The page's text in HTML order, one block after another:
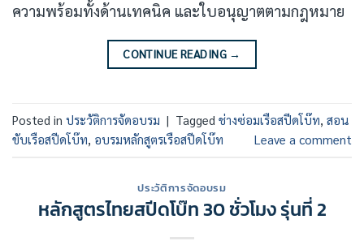
ความพร้อมทั้งด้านเทคนิค และใบอนุญาตตามกฎหมาย
CONTINUE READING →
Posted in ประวัติการจัดอบรม | Tagged ช่างซ่อมเรือสปีดโบ๊ท, สอน
ขับเรือสปีดโบ๊ท, อบรมหลักสูตรเรือสปีดโบ๊ท Leave a comment
ประวัติการจัดอบรม
หลักสูตรไทยสปีดโบ๊ท 30 ชั่วโมง รุ่นที่ 2